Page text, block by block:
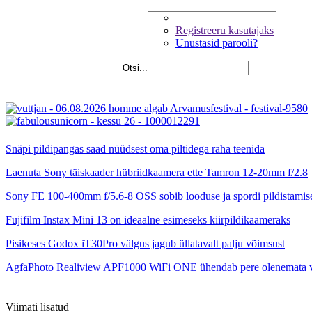
Registreeru kasutajaks
Unustasid parooli?
Snäpi pildipangas saad nüüdsest oma piltidega raha teenida
Laenuta Sony täiskaader hübriidkaamera ette Tamron 12-20mm f/2.8
Sony FE 100-400mm f/5.6-8 OSS sobib looduse ja spordi
Fujifilm Instax Mini 13 on ideaalne esimeseks kiirpildikaameraks
Pisikeses Godox iT30Pro välgus jagub üllatavalt palju võimsust
AgfaPhoto Realiview APF1000 WiFi ONE ühendab pere olenemata
Viimati lisatud